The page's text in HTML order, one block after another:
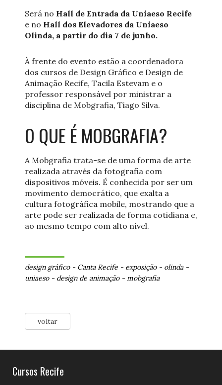
Será no Hall de Entrada da Uniaeso Recife
e no Hall dos Elevadores da Uniaeso
Olinda, a partir do dia 7 de junho.
À frente do evento estão a coordenadora
dos cursos de Design Gráfico e Design de
Animação Recife, Tacila Estevam e o
professor responsável por ministrar a
disciplina de Mobgrafia, Tiago Silva.
O QUE É MOBGRAFIA?
A Mobgrafia trata-se de uma forma de arte
realizada através da fotografia com
dispositivos móveis. É conhecida por ser um
movimento democrático, que exalta a
cultura fotográfica mobile, mostrando que a
arte pode ser realizada de forma cotidiana e,
ao mesmo tempo com alto nível.
design gráfico- Canta Recife - exposição- olinda-
uniaeso- design de animação- mobgrafia
voltar
Cursos Recife